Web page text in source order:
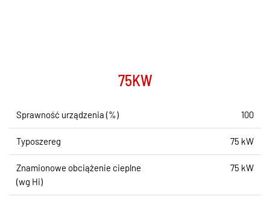
75KW
Sprawność urządzenia (%) 100
Typoszereg 75 kW
Znamionowe obciążenie cieplne
(wg Hi)
75 kW